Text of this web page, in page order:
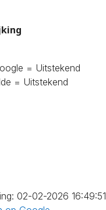
= Uitstekend
= Uitstekend
02-02-2026 16:49:51